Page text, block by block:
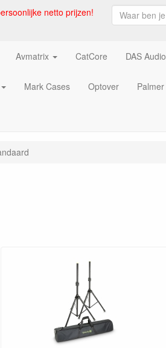
netto prijzen!
Avmatrix CatCore DAS Audio
Mark Cases Optover Palmer